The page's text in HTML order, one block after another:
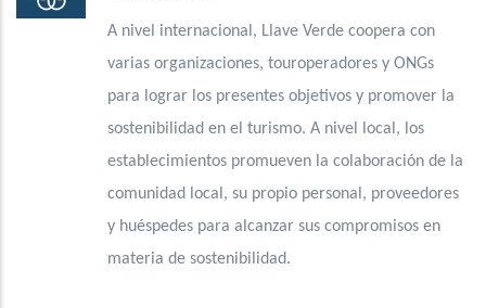
A nivel internacional, Llave Verde coopera con
varias organizaciones, touroperadores y ONGs
para lograr los presentes objetivos y promover la
sostenibilidad en el turismo. A nivel local, los
establecimientos promueven la colaboración de la
comunidad local, su propio personal, proveedores
y huéspedes para alcanzar sus compromisos en
materia de sostenibilidad.